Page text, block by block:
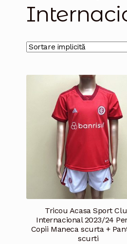
Tricou Acasa Sport
Internacional 2023/24
Copii Maneca scurta +
scurti